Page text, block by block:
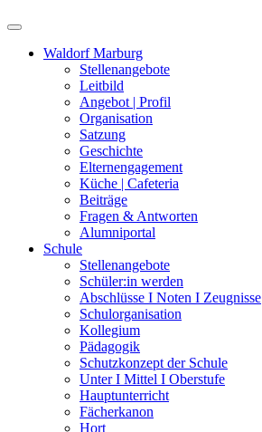
Waldorf Marburg
Stellenangebote
Leitbild
Angebot | Profil
Organisation
Satzung
Geschichte
Elternengagement
Küche | Cafeteria
Beiträge
Fragen & Antworten
Alumniportal
Schule
Stellenangebote
Schüler:in werden
Abschlüsse I Noten I Zeugnisse
Schulorganisation
Kollegium
Pädagogik
Schutzkonzept der Schule
Unter I Mittel I Oberstufe
Hauptunterricht
Fächerkanon
Hort